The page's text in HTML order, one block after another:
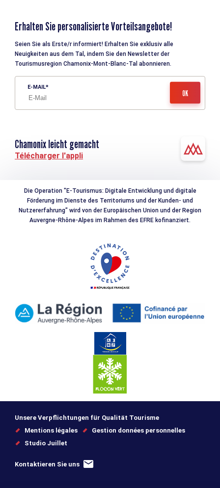
Erhalten Sie personalisierte Vorteilsangebote!
Seien Sie als Erste/r informiert! Erhalten Sie exklusiv alle
Neuigkeiten aus dem Tal, indem Sie den Newsletter der
Tourismusregion Chamonix-Mont-Blanc-Tal abonnieren.
E-MAIL
Chamonix leicht gemacht
Télécharger l'appli
Die Operation "E-Tourismus: Digitale Entwicklung und digitale
Förderung im Dienste des Territoriums und der Kunden- und
Nutzererfahrung" wird von der Europäischen Union und der Region
Auvergne-Rhône-Alpes im Rahmen des EFRE kofinanziert.
Unsere Verpflichtungen für Qualität Tourisme
Mentions légales
Gestion données personnelles
Studio Juillet
Kontaktieren Sie uns